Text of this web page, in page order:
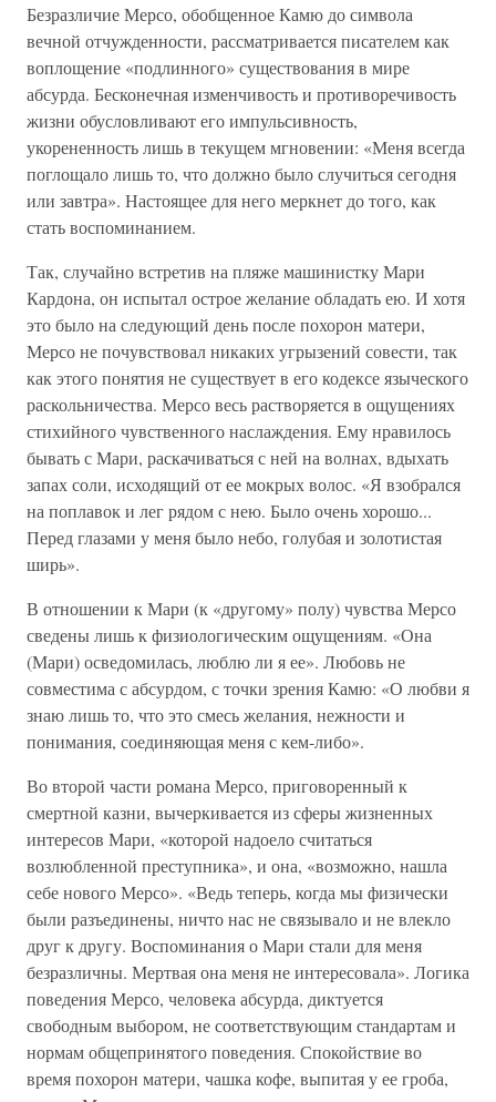
Безразличие Мерсо, обобщенное Камю до символа
вечной отчужденности, рассматривается писателем как
воплощение «подлинного» существования в мире
абсурда. Бесконечная изменчивость и противоречивость
жизни обусловливают его импульсивность,
укорененность лишь в текущем мгновении: «Меня всегда
поглощало лишь то, что должно было случиться сегодня
или завтра». Настоящее для него меркнет до того, как
стать воспоминанием.
Так, случайно встретив на пляже машинистку Мари
Кардона, он испытал острое желание обладать ею. И хотя
это было на следующий день после похорон матери,
Мерсо не почувствовал никаких угрызений совести, так
как этого понятия не существует в его кодексе языческого
раскольничества. Мерсо весь растворяется в ощущениях
стихийного чувственного наслаждения. Ему нравилось
бывать с Мари, раскачиваться с ней на волнах, вдыхать
запах соли, исходящий от ее мокрых волос. «Я взобрался
на поплавок и лег рядом с нею. Было очень хорошо...
Перед глазами у меня было небо, голубая и золотистая
ширь».
В отношении к Мари (к «другому» полу) чувства Мерсо
сведены лишь к физиологическим ощущениям. «Она
(Мари) осведомилась, люблю ли я ее». Любовь не
совместима с абсурдом, с точки зрения Камю: «О любви я
знаю лишь то, что это смесь желания, нежности и
понимания, соединяющая меня с кем-либо».
Во второй части романа Мерсо, приговоренный к
смертной казни, вычеркивается из сферы жизненных
интересов Мари, «которой надоело считаться
возлюбленной преступника», и она, «возможно, нашла
себе нового Мерсо». «Ведь теперь, когда мы физически
были разъединены, ничто нас не связывало и не влекло
друг к другу. Воспоминания о Мари стали для меня
безразличны. Мертвая она меня не интересовала». Логика
поведения Мерсо, человека абсурда, диктуется
свободным выбором, не соответствующим стандартам и
нормам общепринятого поведения. Спокойствие во
время похорон матери, чашка кофе, выпитая у ее гроба,